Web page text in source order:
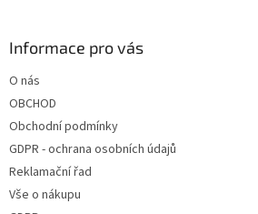
Informace pro vás
O nás
OBCHOD
Obchodní podmínky
GDPR - ochrana osobních údajů
Reklamační řad
Vše o nákupu